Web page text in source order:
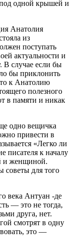
одной крышей и
Анатолия
из
поступать
актуальности и
В случае если бы
бы приклонить
к Анатолию
полезного
в памяти и никак
одно вещичка
привести в
«Легко ли
писателя к началу
и женщиной.
советы для того
века Антуан -де
— это не тогда,
друга, нет.
смотрят в одну
это —